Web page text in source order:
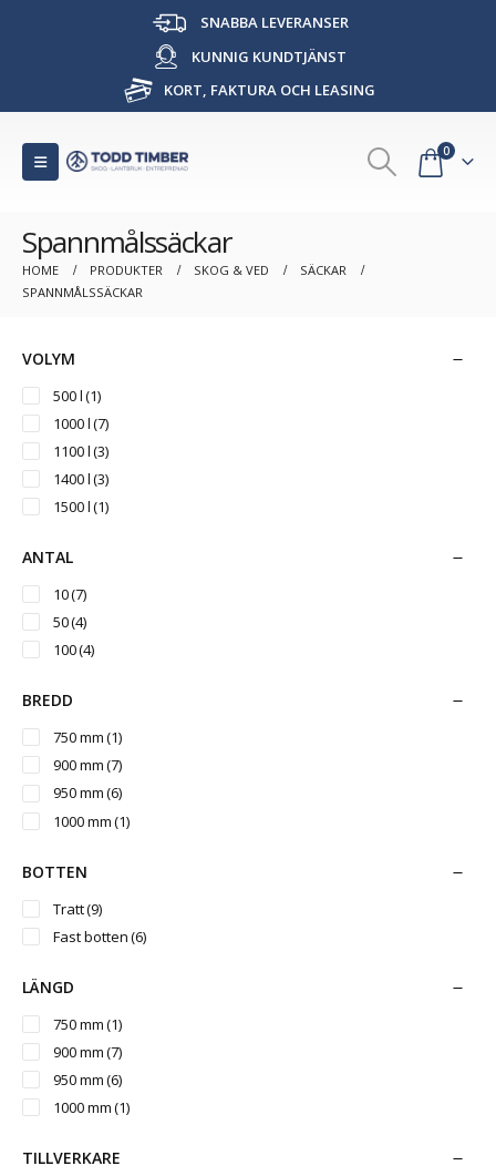
SNABBA LEVERANSER
KUNNIG KUNDTJÄNST
KORT, FAKTURA OCH LEASING
0
Spannmålssäckar
HOME PRODUKTER SKOG & VED
SÄCKAR
SPANNMÅLSSÄCKAR
VOLYM
500 l(1)
1000 l(7)
1100 l(3)
1400 l(3)
1500 l(1)
ANTAL
10(7)
50(4)
100(4)
BREDD
750 mm(1)
900 mm(7)
950 mm(6)
1000 mm(1)
BOTTEN
Tratt(9)
Fast botten(6)
LÄNGD
750 mm(1)
900 mm(7)
950 mm(6)
1000 mm(1)
TILLVERKARE